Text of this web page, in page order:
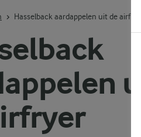
Hasselback aardappelen uit de airfryer